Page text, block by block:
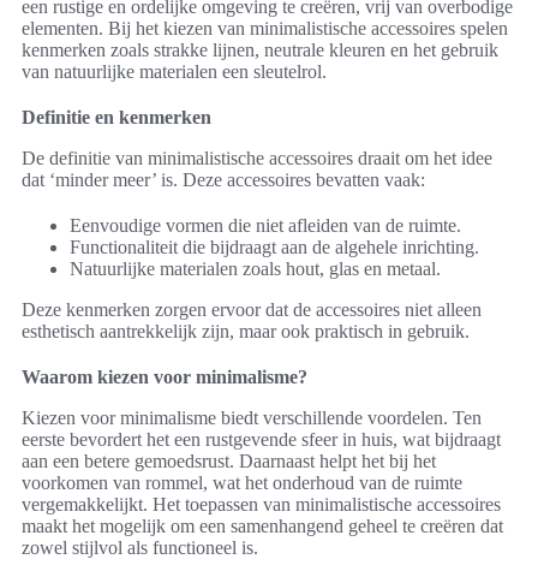
een rustige en ordelijke omgeving te creëren, vrij van overbodige
elementen. Bij het kiezen van minimalistische accessoires spelen
kenmerken zoals strakke lijnen, neutrale kleuren en het gebruik
van natuurlijke materialen een sleutelrol.
Definitie en kenmerken
De definitie van minimalistische accessoires draait om het idee
dat ‘minder meer’ is. Deze accessoires bevatten vaak:
Eenvoudige vormen die niet afleiden van de ruimte.
Functionaliteit die bijdraagt aan de algehele inrichting.
Natuurlijke materialen zoals hout, glas en metaal.
Deze kenmerken zorgen ervoor dat de accessoires niet alleen
esthetisch aantrekkelijk zijn, maar ook praktisch in gebruik.
Waarom kiezen voor minimalisme?
Kiezen voor minimalisme biedt verschillende voordelen. Ten
eerste bevordert het een rustgevende sfeer in huis, wat bijdraagt
aan een betere gemoedsrust. Daarnaast helpt het bij het
voorkomen van rommel, wat het onderhoud van de ruimte
vergemakkelijkt. Het toepassen van minimalistische accessoires
maakt het mogelijk om een samenhangend geheel te creëren dat
zowel stijlvol als functioneel is.